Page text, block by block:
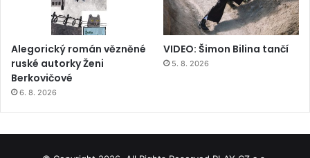
Alegorický román vězněné
ruské autorky Ženi
Berkovičové
6. 8. 2026
VIDEO: Šimon Bilina tančí
5. 8. 2026